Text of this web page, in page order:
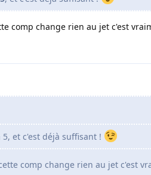
comp change rien au jet c'est
et c'est déjà suffisant !
comp change rien au jet c'est